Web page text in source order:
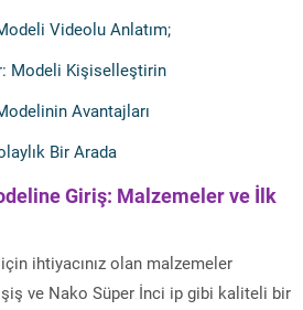
Videolu Anlatım;
Modeli Kişiselleştirin
Avantajları
Bir Arada
Giriş: Malzemeler ve İlk
ihtiyacınız olan malzemeler
ve Nako Süper İnci ip gibi kaliteli bir